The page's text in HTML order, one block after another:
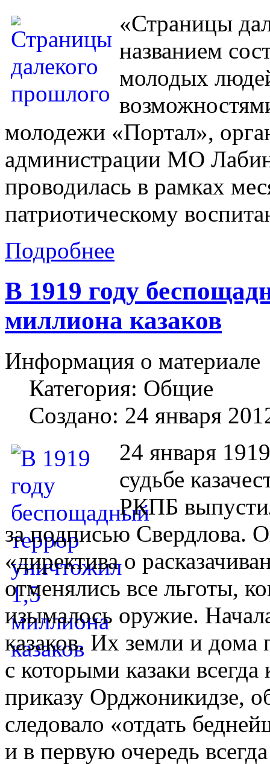
«Страницы
названием
молодых
молодежи «Портал»,
администрации МО
проводилась в рамках
патриотическому
Подробнее
В 1919 году
миллиона казаков
Информация о материале
Категория: Общие
Создано: 24 января
24 января
судьбе
РКПБ
за подписью Свердлова.
«директива о
отменялись все льготы,
изымалось оружие.
казаков. Их земли и дома
с которыми казаки
приказу Орджоникидзе,
следовало «отдать
и в первую очередь